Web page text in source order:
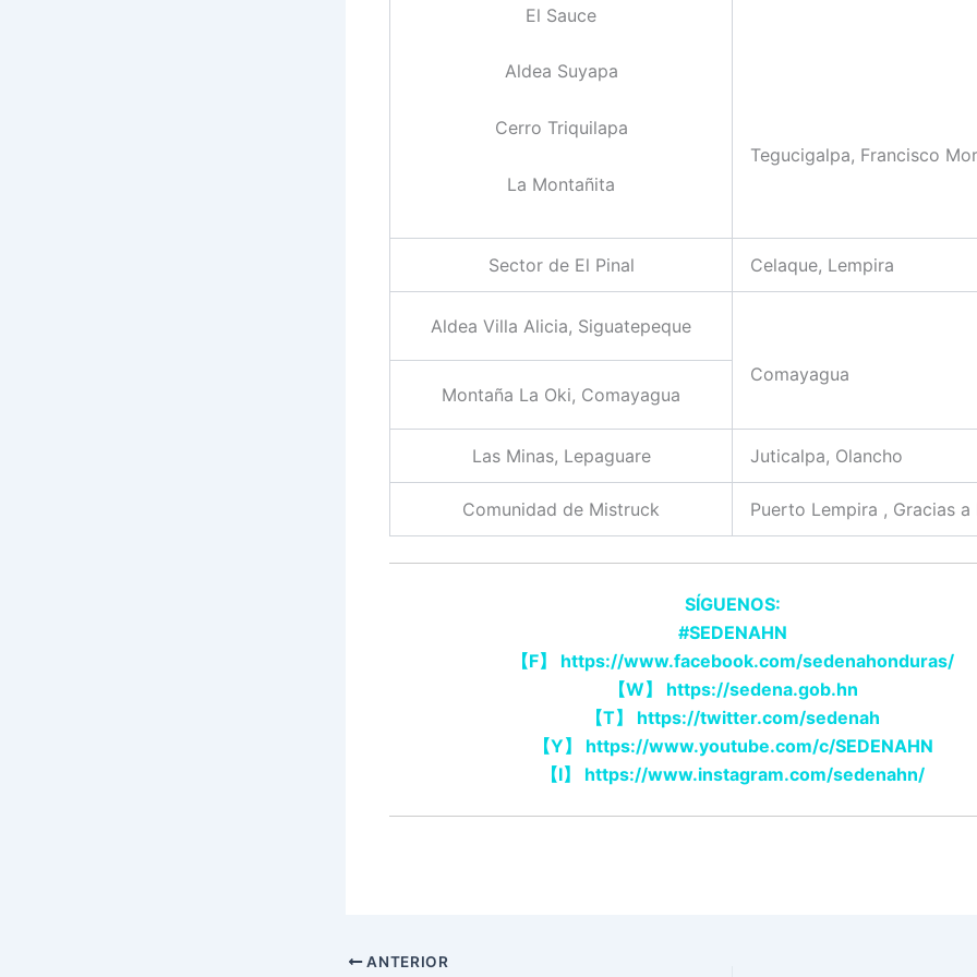
El Sauce
Aldea Suyapa
Cerro Triquilapa
La Montañita
Tegucigalpa, Francisco
Sector de El Pinal Celaque, Lempira
Aldea Villa Alicia, Siguatepeque
Comayagua
Montaña La Oki, Comayagua
Las Minas, Lepaguare Juticalpa, Olancho
Comunidad de Mistruck Puerto Lempira , Gracias a
SÍGUENOS:
#SEDENAHN
【F】
https://www.facebook.com/sedenahonduras/
【W】
https://sedena.gob.hn
【T】
https://twitter.com/sedenah
【Y】
https://www.youtube.com/c/SEDENAHN
【I】 https://www.instagram.com/sedenahn/
ANTERIOR